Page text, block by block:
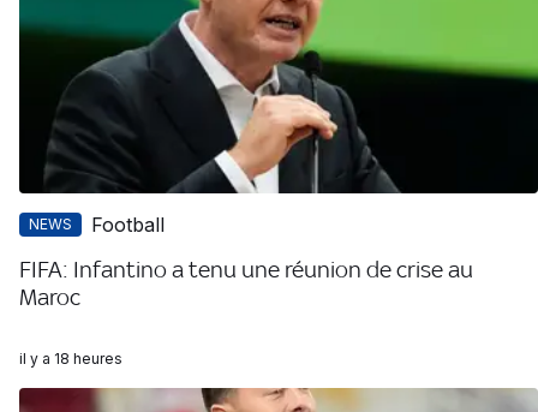
NEWS Football
FIFA: Infantino a tenu une réunion de crise au
Maroc
il y a 18 heures